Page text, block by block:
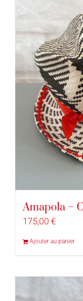
Amapola –
175,00 €
Ajouter au panier